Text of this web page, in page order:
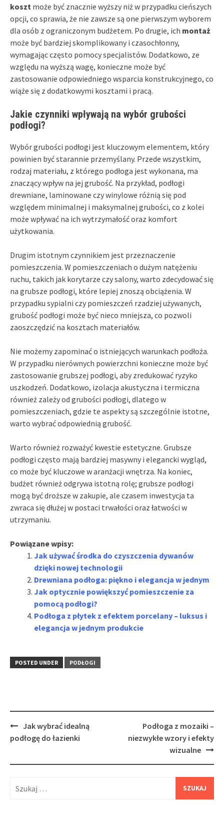
koszt może być znacznie wyższy niż w przypadku cieńszych
opcji, co sprawia, że nie zawsze są one pierwszym wyborem
dla osób z ograniczonym budżetem. Po drugie, ich montaż
może być bardziej skomplikowany i czasochłonny,
wymagając często pomocy specjalistów. Dodatkowo, ze
względu na wyższą wagę, konieczne może być
zastosowanie odpowiedniego wsparcia konstrukcyjnego, co
wiąże się z dodatkowymi kosztami i pracą.
Jakie czynniki wpływają na wybór grubości
podłogi?
Wybór grubości podłogi jest kluczowym elementem, który
powinien być starannie przemyślany. Przede wszystkim,
rodzaj materiału, z którego podłoga jest wykonana, ma
znaczący wpływ na jej grubość. Na przykład, podłogi
drewniane, laminowane czy winylowe różnią się pod
względem minimalnej i maksymalnej grubości, co z kolei
może wpływać na ich wytrzymałość oraz komfort
użytkowania.
Drugim istotnym czynnikiem jest przeznaczenie
pomieszczenia. W pomieszczeniach o dużym natężeniu
ruchu, takich jak korytarze czy salony, warto zdecydować się
na grubsze podłogi, które lepiej znoszą obciążenia. W
przypadku sypialni czy pomieszczeń rzadziej używanych,
grubość podłogi może być nieco mniejsza, co pozwoli
zaoszczędzić na kosztach materiałów.
Nie możemy zapominać o istniejących warunkach podłoża.
W przypadku nierównych powierzchni konieczne może być
zastosowanie grubszej podłogi, aby zredukować ryzyko
uszkodzeń. Dodatkowo, izolacja akustyczna i termiczna
również zależy od grubości podłogi, dlatego w
pomieszczeniach, gdzie te aspekty są szczególnie istotne,
warto wybrać odpowiednią grubość.
Warto również rozważyć kwestie estetyczne. Grubsze
podłogi często mają bardziej masywny i elegancki wygląd,
co może być kluczowe w aranżacji wnętrza. Na koniec,
budżet również odgrywa istotną rolę; grubsze podłogi
mogą być droższe w zakupie, ale czasem inwestycja ta
zwraca się dłużej w postaci trwałości oraz łatwości w
utrzymaniu.
Powiązane wpisy:
Jak używać środka do czyszczenia dywanów
dzięki nowej technologii
Drewniana podłoga: piękno i elegancja w jednym
Jak optycznie powiększyć pomieszczenie za
pomocą podłogi?
Podłoga z płytek z efektem porcelany – luksus i
elegancja w jednym produkcie
POSTED UNDER PODŁOGI
Post
navigation
Jak wybrać idealną
podłogę do łazienki
Podłoga z mozaiki –
niezwykłe wzory i efekty
wizualne